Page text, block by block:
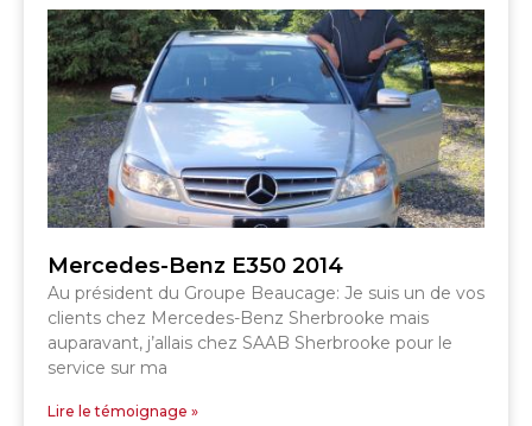
Mercedes-Benz E350 2014
Au président du Groupe Beaucage: Je suis un de vos
clients chez Mercedes-Benz Sherbrooke mais
auparavant, j’allais chez SAAB Sherbrooke pour le
service sur ma
Lire le témoignage »
COWANSVILLE
SHERBROOKE
ST-HYACINTHE
GRANBY
DRUMMONDVILLE
SHERBROOKE
GRANBY
MAGOG
ST-HYACINTHE
SHERBROOKE